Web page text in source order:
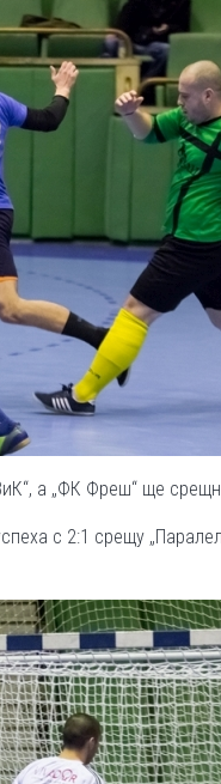
а „ФК Фреш“ ще
с 2:1 срещу